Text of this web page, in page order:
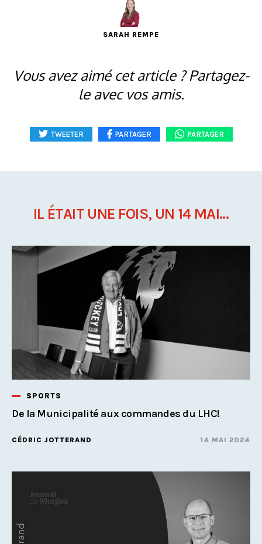
SARAH REMPE
Vous avez aimé cet article ? Partagez-
le avec vos amis.
TWEETER PARTAGER PARTAGER
IL ÉTAIT UNE FOIS, UN 14 MAI...
SPORTS
De la Municipalité aux commandes du LHC!
CÉDRIC JOTTERAND 14 MAI 2024